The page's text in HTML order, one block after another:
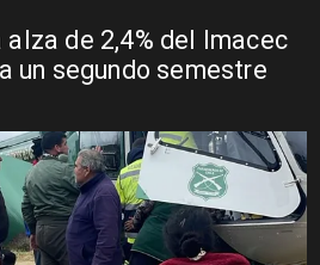
de 2,4% del Imacec
un segundo semestre